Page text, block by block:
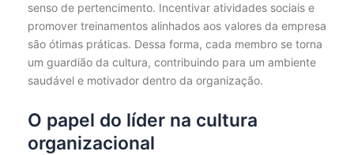
senso de pertencimento. Incentivar atividades sociais e
promover treinamentos alinhados aos valores da empresa
são ótimas práticas. Dessa forma, cada membro se torna
um guardião da cultura, contribuindo para um ambiente
saudável e motivador dentro da organização.
O papel do líder na cultura
organizacional